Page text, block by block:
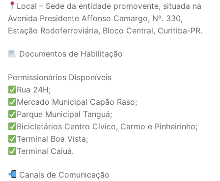
Local – Sede da entidade promovente, situada na
Avenida Presidente Affonso Camargo, Nº. 330,
Estação Rodoferroviária, Bloco Central, Curitiba-PR.
Documentos de Habilitação
Permissionários Disponíveis
Rua 24H;
Mercado Municipal Capão Raso;
Parque Municipal Tanguá;
Bicicletários Centro Cívico, Carmo e Pinheirinho;
Terminal Boa Vista;
Terminal Caiuá.
Canais de Comunicação